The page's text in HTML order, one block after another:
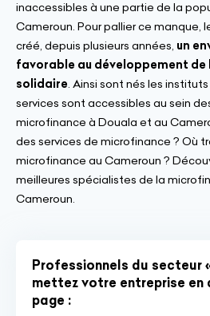
inaccessibles à une partie de la
Cameroun. Pour pallier ce manque,
créé, depuis plusieurs années, un
favorable au développement de
solidaire. Ainsi sont nés les
services sont accessibles au sein
microfinance à Douala et au
des services de microfinance ? Où
microfinance au Cameroun ?
meilleures spécialistes de la
Cameroun.
Professionnels du secteur
mettez votre entreprise
page :